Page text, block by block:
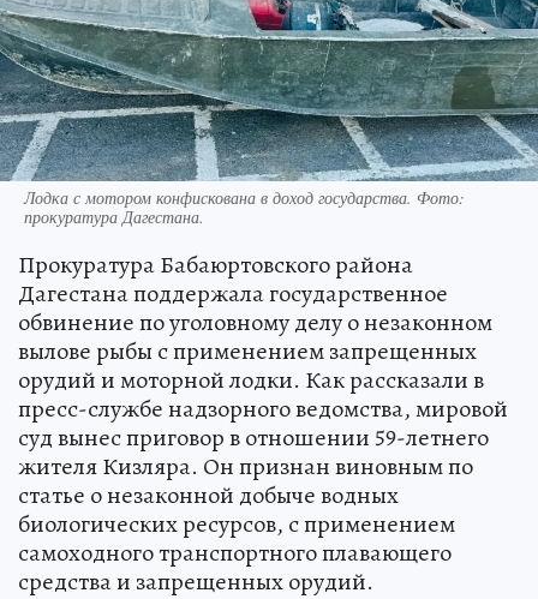
Лодка с мотором конфискована в доход государства. Фото:
прокуратура Дагестана.
Прокуратура Бабаюртовского района
Дагестана поддержала государственное
обвинение по уголовному делу о незаконном
вылове рыбы с применением запрещенных
орудий и моторной лодки. Как рассказали в
пресс-службе надзорного ведомства, мировой
суд вынес приговор в отношении 59-летнего
жителя Кизляра. Он признан виновным по
статье о незаконной добыче водных
биологических ресурсов, с применением
самоходного транспортного плавающего
средства и запрещенных орудий.